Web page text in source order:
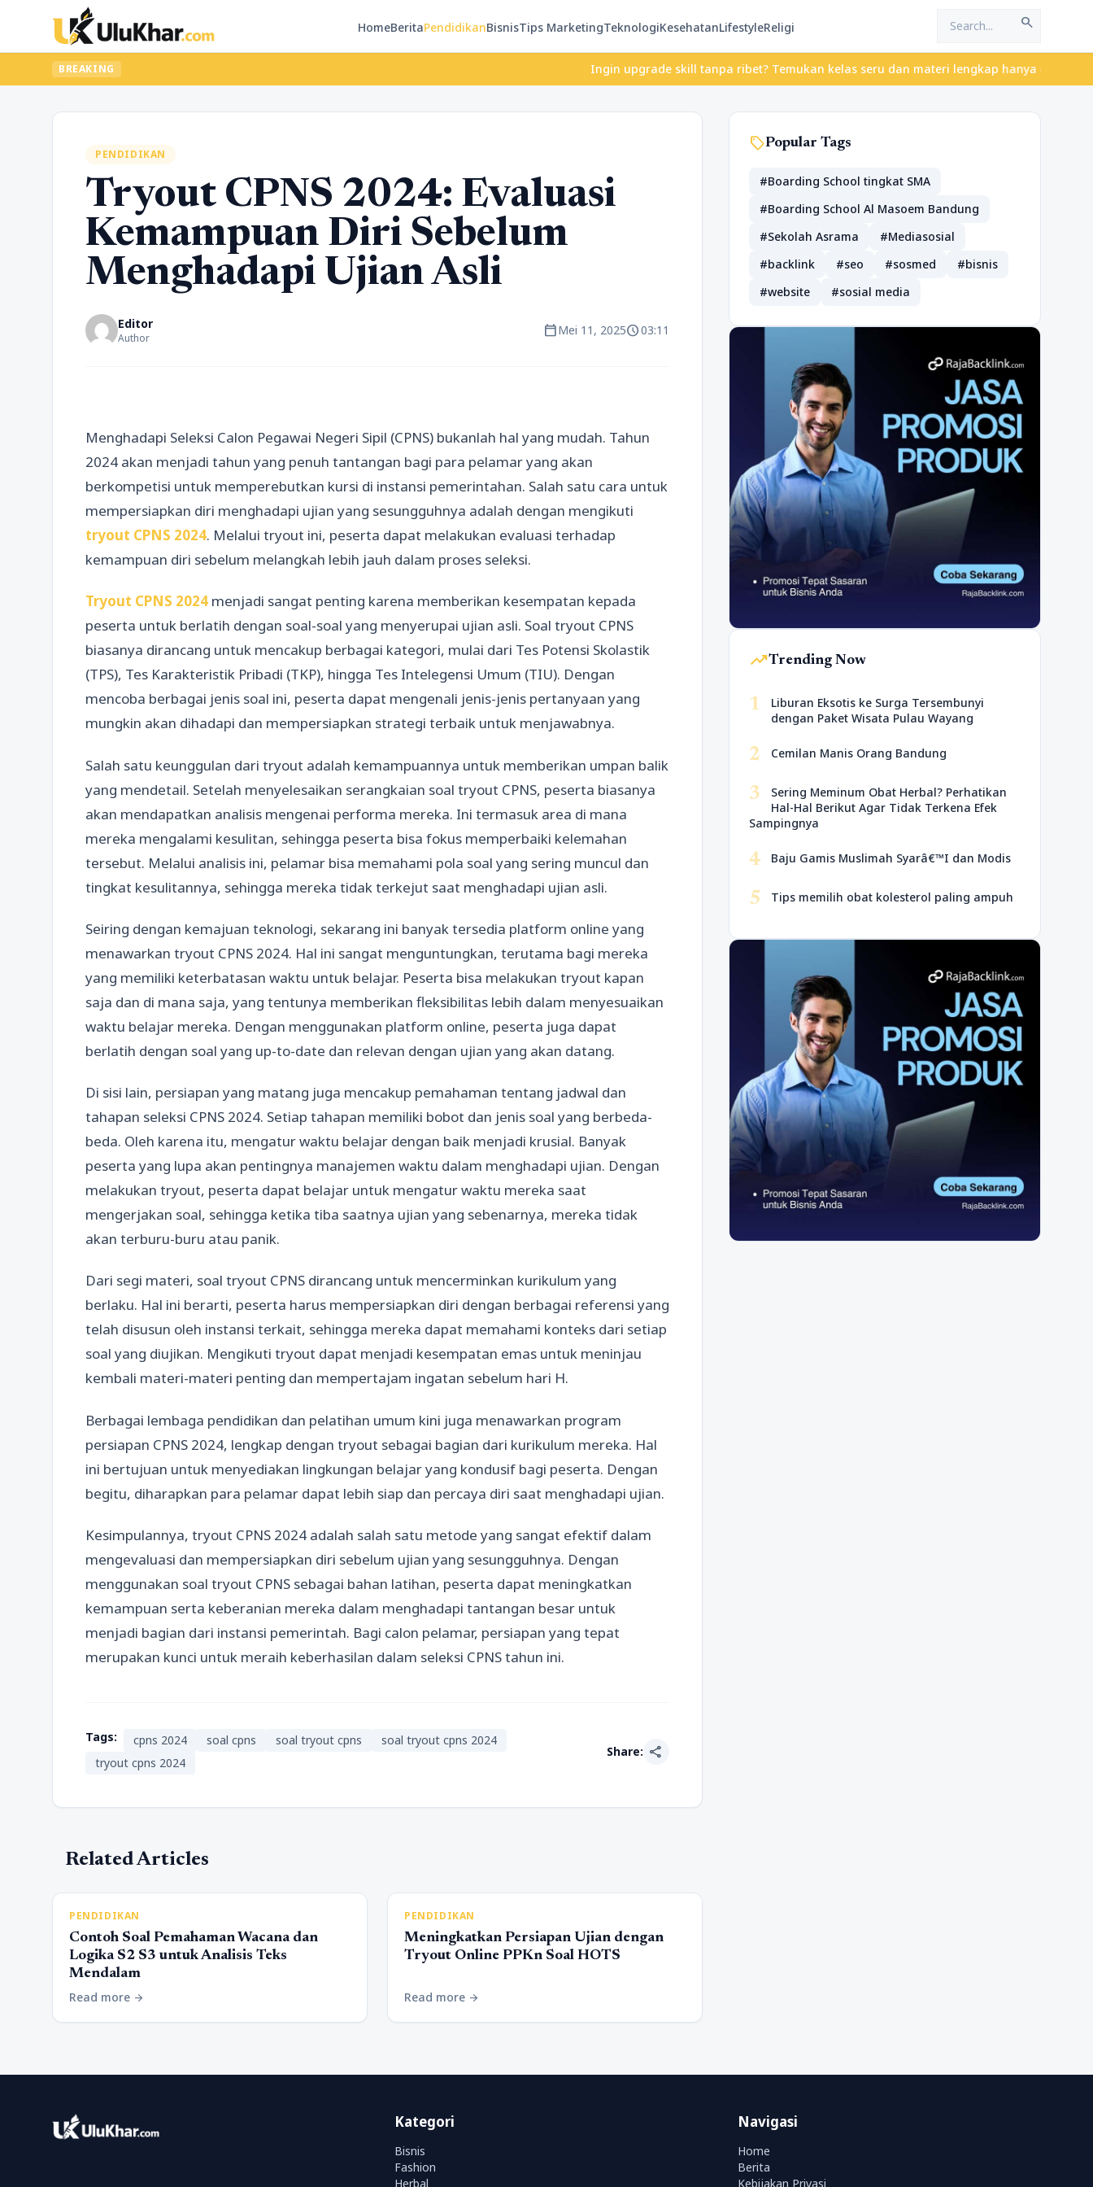
HomeBeritaPendidikanBisnisTips MarketingTeknologiKesehatanLifestyleReligi search
BREAKING Ingin upgrade skill tanpa ribet? Temukan kelas seru dan materi lengkap hanya di
PENDIDIKAN
Tryout CPNS 2024: Evaluasi
Kemampuan Diri Sebelum
Menghadapi Ujian Asli
Editor
Author calendar_todayMei 11, 2025schedule03:11
Menghadapi Seleksi Calon Pegawai Negeri Sipil (CPNS) bukanlah hal yang mudah. Tahun
2024 akan menjadi tahun yang penuh tantangan bagi para pelamar yang akan
berkompetisi untuk memperebutkan kursi di instansi pemerintahan. Salah satu cara untuk
mempersiapkan diri menghadapi ujian yang sesungguhnya adalah dengan mengikuti
tryout CPNS 2024. Melalui tryout ini, peserta dapat melakukan evaluasi terhadap
kemampuan diri sebelum melangkah lebih jauh dalam proses seleksi.
Tryout CPNS 2024 menjadi sangat penting karena memberikan kesempatan kepada
peserta untuk berlatih dengan soal-soal yang menyerupai ujian asli. Soal tryout CPNS
biasanya dirancang untuk mencakup berbagai kategori, mulai dari Tes Potensi Skolastik
(TPS), Tes Karakteristik Pribadi (TKP), hingga Tes Intelegensi Umum (TIU). Dengan
mencoba berbagai jenis soal ini, peserta dapat mengenali jenis-jenis pertanyaan yang
mungkin akan dihadapi dan mempersiapkan strategi terbaik untuk menjawabnya.
Salah satu keunggulan dari tryout adalah kemampuannya untuk memberikan umpan balik
yang mendetail. Setelah menyelesaikan serangkaian soal tryout CPNS, peserta biasanya
akan mendapatkan analisis mengenai performa mereka. Ini termasuk area di mana
mereka mengalami kesulitan, sehingga peserta bisa fokus memperbaiki kelemahan
tersebut. Melalui analisis ini, pelamar bisa memahami pola soal yang sering muncul dan
tingkat kesulitannya, sehingga mereka tidak terkejut saat menghadapi ujian asli.
Seiring dengan kemajuan teknologi, sekarang ini banyak tersedia platform online yang
menawarkan tryout CPNS 2024. Hal ini sangat menguntungkan, terutama bagi mereka
yang memiliki keterbatasan waktu untuk belajar. Peserta bisa melakukan tryout kapan
saja dan di mana saja, yang tentunya memberikan fleksibilitas lebih dalam menyesuaikan
waktu belajar mereka. Dengan menggunakan platform online, peserta juga dapat
berlatih dengan soal yang up-to-date dan relevan dengan ujian yang akan datang.
Di sisi lain, persiapan yang matang juga mencakup pemahaman tentang jadwal dan
tahapan seleksi CPNS 2024. Setiap tahapan memiliki bobot dan jenis soal yang berbeda-
beda. Oleh karena itu, mengatur waktu belajar dengan baik menjadi krusial. Banyak
peserta yang lupa akan pentingnya manajemen waktu dalam menghadapi ujian. Dengan
melakukan tryout, peserta dapat belajar untuk mengatur waktu mereka saat
mengerjakan soal, sehingga ketika tiba saatnya ujian yang sebenarnya, mereka tidak
akan terburu-buru atau panik.
Dari segi materi, soal tryout CPNS dirancang untuk mencerminkan kurikulum yang
berlaku. Hal ini berarti, peserta harus mempersiapkan diri dengan berbagai referensi yang
telah disusun oleh instansi terkait, sehingga mereka dapat memahami konteks dari setiap
soal yang diujikan. Mengikuti tryout dapat menjadi kesempatan emas untuk meninjau
kembali materi-materi penting dan mempertajam ingatan sebelum hari H.
Berbagai lembaga pendidikan dan pelatihan umum kini juga menawarkan program
persiapan CPNS 2024, lengkap dengan tryout sebagai bagian dari kurikulum mereka. Hal
ini bertujuan untuk menyediakan lingkungan belajar yang kondusif bagi peserta. Dengan
begitu, diharapkan para pelamar dapat lebih siap dan percaya diri saat menghadapi ujian.
Kesimpulannya, tryout CPNS 2024 adalah salah satu metode yang sangat efektif dalam
mengevaluasi dan mempersiapkan diri sebelum ujian yang sesungguhnya. Dengan
menggunakan soal tryout CPNS sebagai bahan latihan, peserta dapat meningkatkan
kemampuan serta keberanian mereka dalam menghadapi tantangan besar untuk
menjadi bagian dari instansi pemerintah. Bagi calon pelamar, persiapan yang tepat
merupakan kunci untuk meraih keberhasilan dalam seleksi CPNS tahun ini.
Tags: cpns 2024 soal cpns soal tryout cpns
soal tryout cpns 2024
tryout cpns 2024
Share: share
Related Articles
PENDIDIKAN
Contoh Soal Pemahaman Wacana dan
Logika S2 S3 untuk Analisis Teks
Mendalam
Read more arrow_forward
PENDIDIKAN
Meningkatkan Persiapan Ujian dengan
Tryout Online PPKn Soal HOTS
Read more arrow_forward
sellPopular Tags
#Boarding School tingkat SMA
#Boarding School Al Masoem Bandung
#Sekolah Asrama
#Mediasosial
#backlink
#seo #sosmed
#bisnis
#website
#sosial media
trending_upTrending Now
1
Liburan Eksotis ke Surga Tersembunyi
dengan Paket Wisata Pulau Wayang
2 Cemilan Manis Orang Bandung
3
Sering Meminum Obat Herbal? Perhatikan
Hal-Hal Berikut Agar Tidak Terkena Efek
Sampingnya
4 Baju Gamis Muslimah Syarâ€™I dan Modis
5 Tips memilih obat kolesterol paling ampuh
Kategori
Bisnis
Fashion
Herbal
Navigasi
Home
Berita
Kebijakan Privasi